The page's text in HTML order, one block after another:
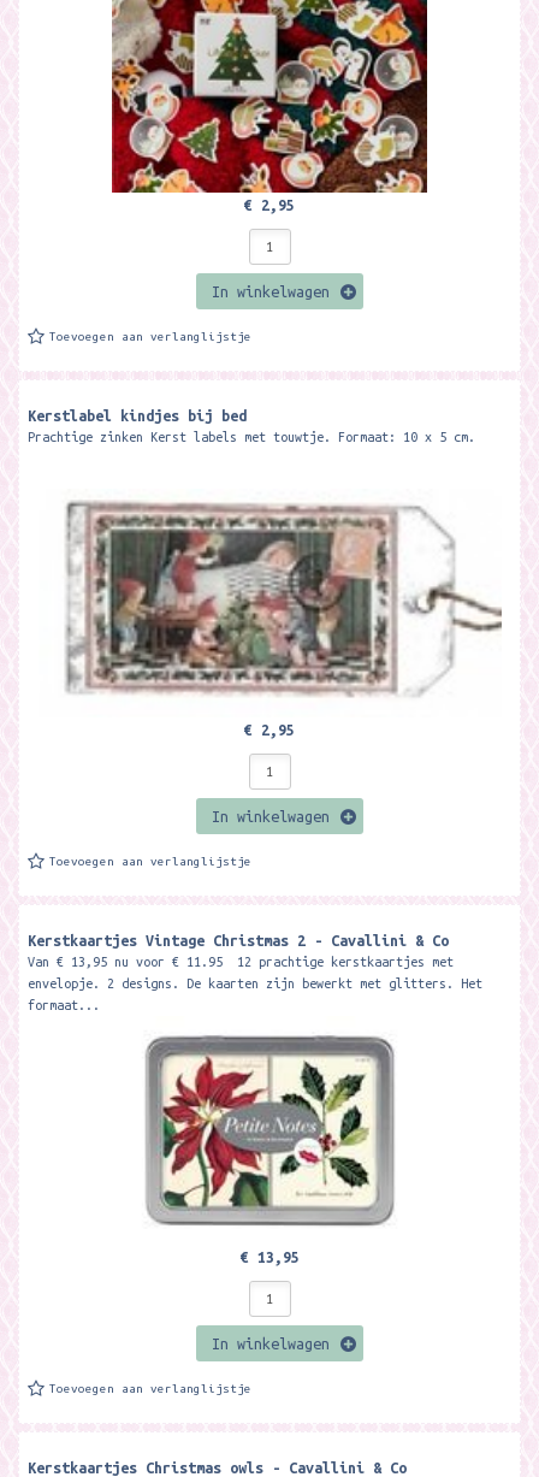
€ 2,95
In winkelwagen
Toevoegen aan verlanglijstje
Kerstlabel kindjes bij bed
Prachtige zinken Kerst labels met touwtje. Formaat: 10 x 5 cm.
€ 2,95
In winkelwagen
Toevoegen aan verlanglijstje
Kerstkaartjes Vintage Christmas 2 - Cavallini & Co
Van € 13,95 nu voor € 11.95 12 prachtige kerstkaartjes met
envelopje. 2 designs. De kaarten zijn bewerkt met glitters. Het
formaat...
€ 13,95
In winkelwagen
Toevoegen aan verlanglijstje
Kerstkaartjes Christmas owls - Cavallini & Co